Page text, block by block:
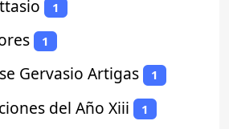
1
1
Gervasio Artigas 1
del Año Xiii 1